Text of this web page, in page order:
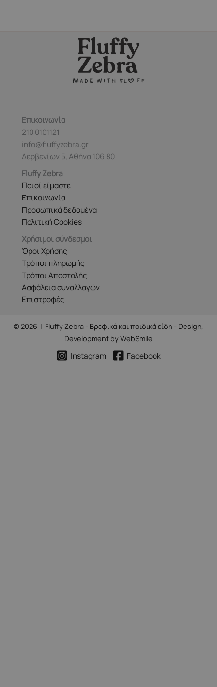
Επικοινωνία
210 0101121
info@fluffyzebra.gr
Δερβενίων 5, Αθήνα 106 80
Fluffy Zebra
Ποιοί είμαστε
Επικοινωνία
Προσωπικά δεδομένα
Πολιτική Cookies
Χρήσιμοι σύνδεσμοι
Όροι Χρήσης
Τρόποι πληρωμής
Τρόποι Αποστολής
Ασφάλεια συναλλαγών
Επιστροφές
© 2026 | Fluffy Zebra - Βρεφικά και παιδικά είδη - Design,
Development byWebSmile
Instagram Facebook